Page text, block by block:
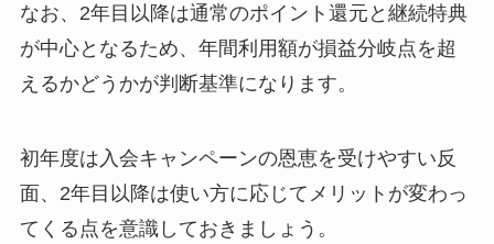
なお、2年目以降は通常のポイント還元と継続特典
が中心となるため、年間利用額が損益分岐点を超
えるかどうかが判断基準になります。
初年度は入会キャンペーンの恩恵を受けやすい反
面、2年目以降は使い方に応じてメリットが変わっ
てくる点を意識しておきましょう。